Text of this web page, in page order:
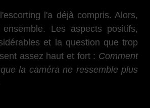
l'a déjà compris. Alors,
Les aspects positifs,
et la question que trop
assez haut et fort : Comment
la caméra ne ressemble plus